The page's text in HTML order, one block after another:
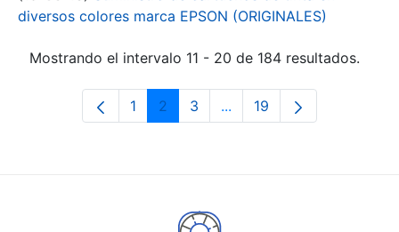
diversos colores marca EPSON (ORIGINALES)
Mostrando el intervalo 11 - 20 de 184 resultados.
Página
1 Página
2 Página
3 ...Páginas intermedias Use
Página
19